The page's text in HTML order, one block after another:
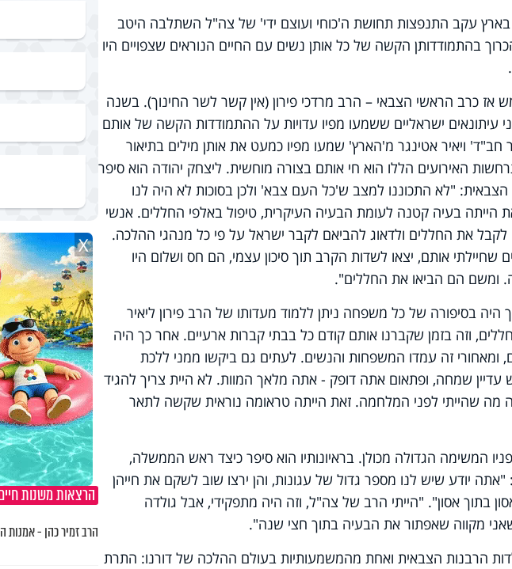
עקב התנפצות תחושת ה'כוחי ועוצם ידי' של צה"ל השתלבה היטב
בהתמודדותן הקשה של כל אותן נשים עם החיים הנוראים שצפויים היו
אז כרב הראשי הצבאי – הרב מרדכי פירון (אין קשר לשר החינוך). בשנה
עיתונאים ישראליים ששמעו מפיו עדויות על ההתמודדות הקשה של אותם
חב"ד' ויאיר אטינגר מ'הארץ' שמעו מפיו כמעט את אותן מילים בתיאור
האירועים הללו הוא חי אותם בצורה מוחשית. ליצחק יהודה הוא סיפר
"לא התכוננו למצב ש'כל העם צבא' ולכן בסוכות לא היה לנו
הייתה בעיה קטנה לעומת הבעיה העיקרית, טיפול באלפי החללים. אנשי
לקבל את החללים ולדאוג להביאם לקבר ישראל על פי כל מנהגי ההלכה.
אותם, יצאו לשדות הקרב תוך סיכון עצמי, הם חס ושלום היו
ומשם הם הביאו את החללים".
בסיפורה של כל משפחה ניתן ללמוד מעדותו של הרב פירון ליאיר
וזה בזמן שקברנו אותם קודם כל בבתי קברות ארעיים. אחר כך היה
ומאחורי זה עמדו המשפחות והנשים. לעתים גם ביקשו ממני ללכת
עדיין שמחה, ופתאום אתה דופק - אתה מלאך המוות. לא היית צריך להגיד
מה שהייתי לפני המלחמה. זאת הייתה טראומה נוראית שקשה לתאר
המשימה הגדולה מכולן. בראיונותיו הוא סיפר כיצד ראש הממשלה,
יודע שיש לנו מספר גדול של עגונות, והן ירצו שוב לשקם את חייהן
בתוך אסון". "הייתי הרב של צה"ל, וזה היה מתפקידי, אבל גולדה
מקווה שאפתור את הבעיה בתוך חצי שנה".
הרבנות הצבאית ואחת מהמשמעותיות בעולם ההלכה של דורנו: התרת
X
הרצאות משנות
הרב זמיר כהן - אמנות